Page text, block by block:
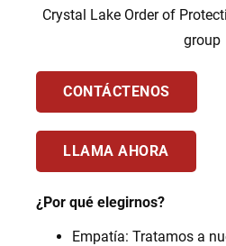
CONTÁCTENOS
LLAMA AHORA
¿Por qué elegirnos?
Empatía: Tratamos a